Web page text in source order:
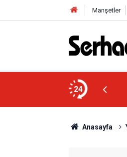
Manşetler
24
Kur'an Evlilikte Nasıl Bir
Anasayfa